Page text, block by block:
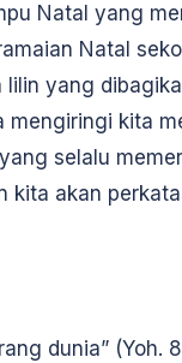
Natal yang
Natal
lilin yang
kita
selalu
akan
dunia” (Yoh.